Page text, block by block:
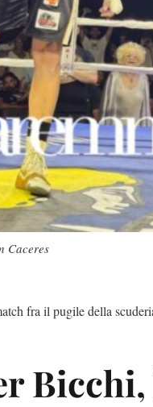
Caceres
fra il pugile della